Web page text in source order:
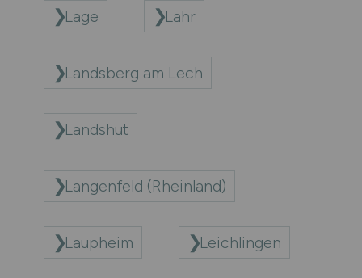
Lage Lahr
Landsberg am Lech
Landshut
Langenfeld (Rheinland)
Laupheim Leichlingen